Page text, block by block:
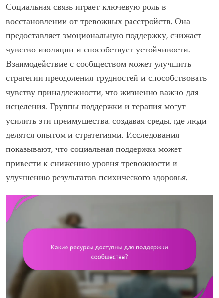
Социальная связь играет ключевую роль в
восстановлении от тревожных расстройств. Она
предоставляет эмоциональную поддержку, снижает
чувство изоляции и способствует устойчивости.
Взаимодействие с сообществом может улучшить
стратегии преодоления трудностей и способствовать
чувству принадлежности, что жизненно важно для
исцеления. Группы поддержки и терапия могут
усилить эти преимущества, создавая среды, где люди
делятся опытом и стратегиями. Исследования
показывают, что социальная поддержка может
привести к снижению уровня тревожности и
улучшению результатов психического здоровья.